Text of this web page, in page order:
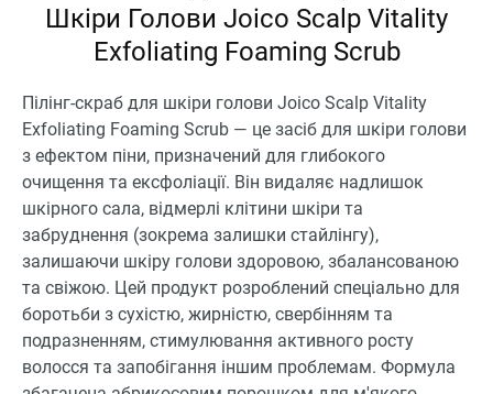
Шкіри Голови Joico Scalp Vitality
Exfoliating Foaming Scrub
Пілінг-скраб для шкіри голови Joico Scalp Vitality
Exfoliating Foaming Scrub — це засіб для шкіри голови
з ефектом піни, призначений для глибокого
очищення та ексфоліації. Він видаляє надлишок
шкірного сала, відмерлі клітини шкіри та
забруднення (зокрема залишки стайлінгу),
залишаючи шкіру голови здоровою, збалансованою
та свіжою. Цей продукт розроблений спеціально для
боротьби з сухістю, жирністю, свербінням та
подразненням, стимулювання активного росту
волосся та запобігання іншим проблемам. Формула